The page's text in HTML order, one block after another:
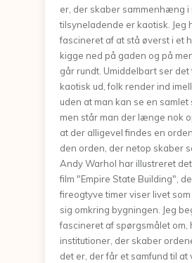
er, der skaber sammenhæng i
tilsyneladende er kaotisk. Jeg
fascineret af at stå øverst i et
kigge ned på gaden og på
går rundt. Umiddelbart ser det
kaotisk ud, folk render ind
uden at man kan se en samlet
men står man der længe nok
at der alligevel findes en
den orden, der netop skaber
Andy Warhol har illustreret
film "Empire State Building",
fireogtyve timer viser livet
sig omkring bygningen. Jeg
fascineret af spørgsmålet om,
institutioner, der skaber
det er, der får et samfund til